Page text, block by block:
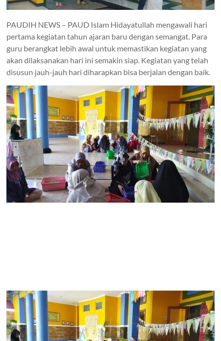
PAUDIH NEWS – PAUD Islam Hidayatullah mengawali hari
pertama kegiatan tahun ajaran baru dengan semangat. Para
guru berangkat lebih awal untuk memastikan kegiatan yang
akan dilaksanakan hari ini semakin siap. Kegiatan yang telah
disusun jauh-jauh hari diharapkan bisa berjalan dengan baik.